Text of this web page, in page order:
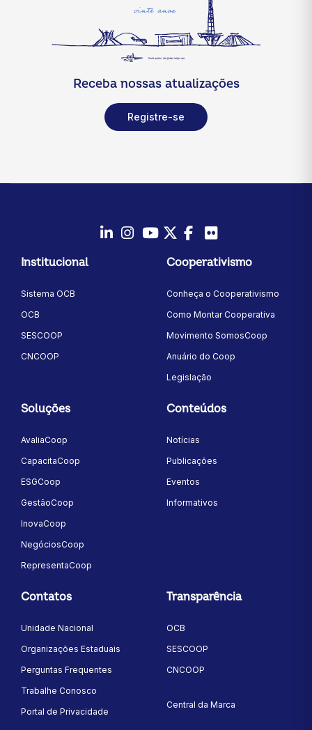
Receba nossas atualizações
Registre-se
Instagram
YoutubeTwitter/X
Facebook
Institucional
Sistema OCB
OCB
SESCOOP
CNCOOP
Cooperativismo
Conheça o Cooperativismo
Como Montar Cooperativa
Movimento SomosCoop
Anuário do Coop
Legislação
Soluções
AvaliaCoop
CapacitaCoop
ESGCoop
GestãoCoop
InovaCoop
NegóciosCoop
RepresentaCoop
Conteúdos
Notícias
Publicações
Eventos
Informativos
Contatos
Unidade Nacional
Organizações Estaduais
Perguntas Frequentes
Trabalhe Conosco
Portal de Privacidade
Transparência
OCB
SESCOOP
CNCOOP
Central da Marca